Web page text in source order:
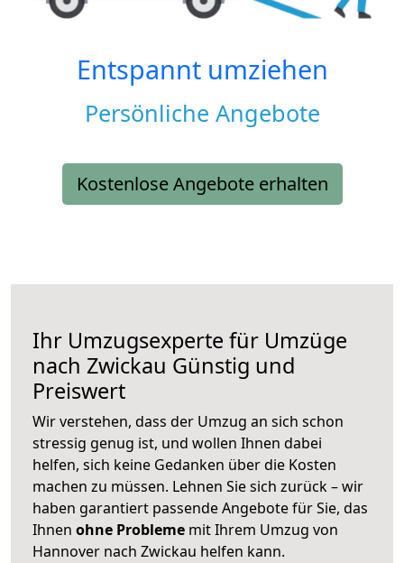
Entspannt umziehen
Persönliche Angebote
Kostenlose Angebote erhalten
Ihr Umzugsexperte für Umzüge
nach Zwickau Günstig und
Preiswert
Wir verstehen, dass der Umzug an sich schon
stressig genug ist, und wollen Ihnen dabei
helfen, sich keine Gedanken über die Kosten
machen zu müssen. Lehnen Sie sich zurück – wir
haben garantiert passende Angebote für Sie, das
Ihnen ohne Probleme mit Ihrem Umzug von
Hannover nach Zwickau helfen kann.